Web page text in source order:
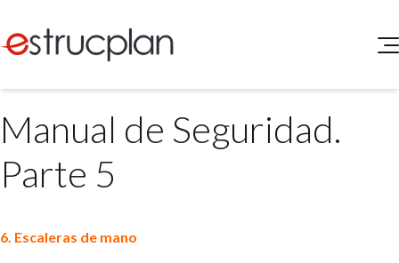
SERVICIOS
Medio Ambiente
INGRESAR
Buscador de Legislación
Manual de Seguridad.
Parte 5
6. Escaleras de mano